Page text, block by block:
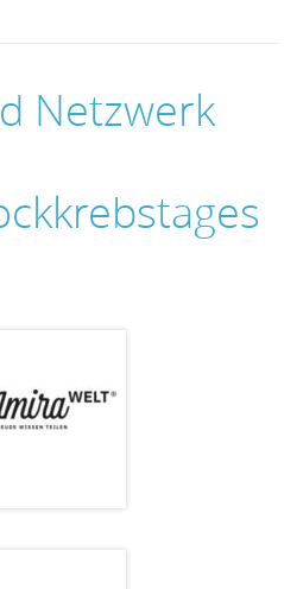
Netzwerk